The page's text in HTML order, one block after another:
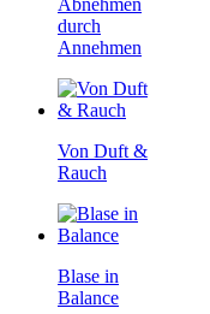
Abnehmen
durch
Annehmen
Von Duft &
Rauch
Blase in
Balance